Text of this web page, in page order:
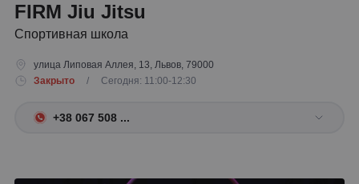
FIRM Jiu Jitsu
Спортивная школа
улица Липовая Аллея, 13, Львов, 79000
Закрыто
/ Сегодня: 11:00-12:30
+38 067 508 ...